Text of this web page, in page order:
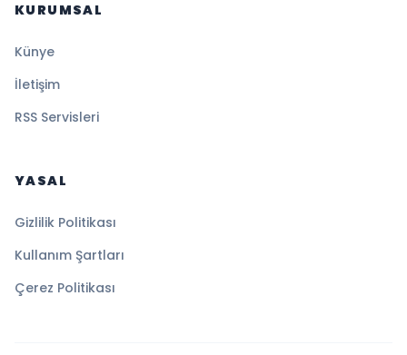
KURUMSAL
Künye
İletişim
RSS Servisleri
YASAL
Gizlilik Politikası
Kullanım Şartları
Çerez Politikası